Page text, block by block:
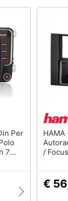
7
HAMA - 00062441
/
€